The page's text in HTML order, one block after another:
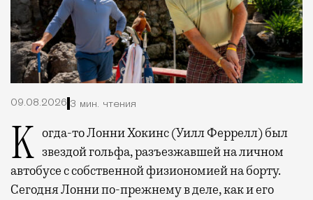
09.08.2026 3 мин. чтения
Когда-то Лонни Хокинс (Уилл Феррелл) был звездой гольфа, разъезжавшей на личном
автобусе с собственной физиономией на борту.
Сегодня Лонни по-прежнему в деле, как и его